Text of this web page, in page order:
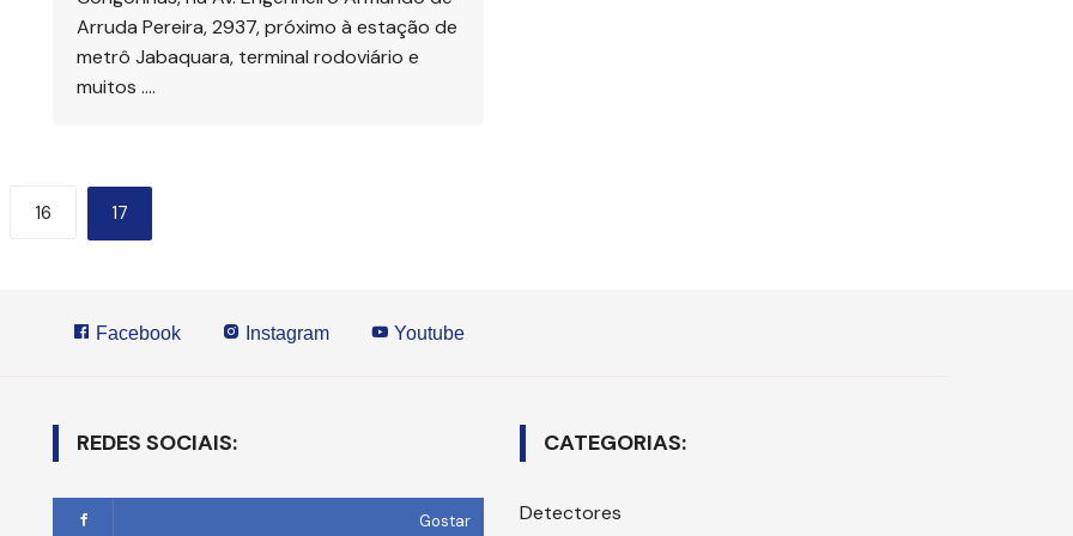
Arruda Pereira, 2937, próximo à estação de
metrô Jabaquara, terminal rodoviário e
muitos ….
16 17
Facebook Instagram Youtube
REDES SOCIAIS:
Gostar
CATEGORIAS:
Detectores